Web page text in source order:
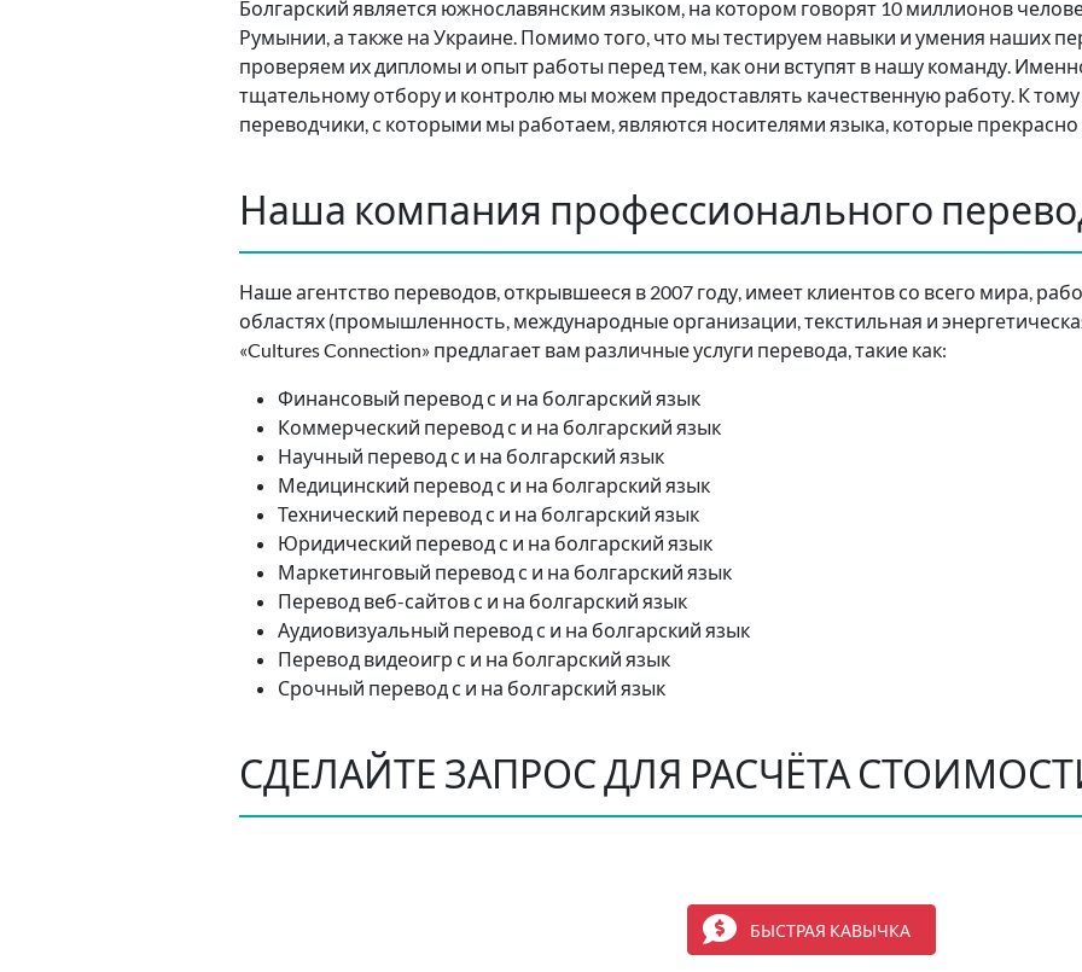
Болгарский является южнославянским языком, на котором говорят 10 миллионов
Румынии, а также на Украине. Помимо того, что мы тестируем навыки и умения наших
проверяем их дипломы и опыт работы перед тем, как они вступят в нашу команду.
тщательному отбору и контролю мы можем предоставлять качественную работу. К
переводчики, с которыми мы работаем, являются носителями языка, которые прекрасно
Наша компания профессионального
Наше агентство переводов, открывшееся в 2007 году, имеет клиентов со всего мира,
областях (промышленность, международные организации, текстильная и
«Cultures Connection» предлагает вам различные услуги перевода, такие как:
Финансовый перевод с и на болгарский язык
Коммерческий перевод с и на болгарский язык
Научный перевод с и на болгарский язык
Медицинский перевод с и на болгарский язык
Технический перевод с и на болгарский язык
Юридический перевод с и на болгарский язык
Маркетинговый перевод с и на болгарский язык
Перевод веб-сайтов с и на болгарский язык
Аудиовизуальный перевод с и на болгарский язык
Перевод видеоигр с и на болгарский язык
Срочный перевод с и на болгарский язык
СДЕЛАЙТЕ ЗАПРОС ДЛЯ РАСЧЁТА
БЫСТРАЯ КАВЫЧКА